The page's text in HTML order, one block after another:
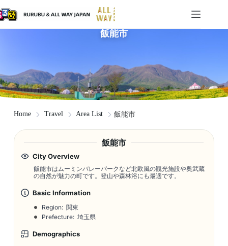
飯能市
Home Travel Area List 飯能市
飯能市
City Overview
飯能市はムーミンバレーパークなど北欧風の観光施設や奥武蔵
の自然が魅力の町です。登山や森林浴にも最適です。
Basic Information
Region: 関東
Prefecture: 埼玉県
Demographics